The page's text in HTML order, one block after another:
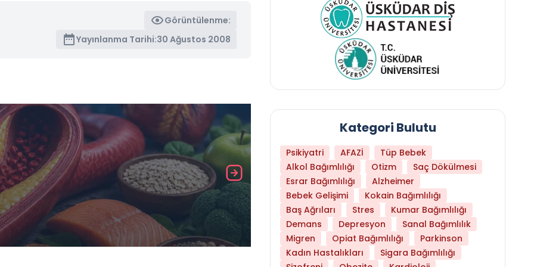
Görüntülenme:
Yayınlanma Tarihi:30 Ağustos 2008
Daha Az Protein Tüketmek Yaşlanmayı
Kategori Bulutu
Psikiyatri AFAZİ
Tüp Bebek
Alkol Bağımlılığı
Otizm
Saç Dökülmesi
Esrar Bağımlılığı
Alzheimer
Bebek Gelişimi
Kokain Bağımlılığı
Baş Ağrıları
Stres
Kumar Bağımlılığı
Demans
Depresyon
Sanal Bağımlılık
Migren
Opiat Bağımlılığı
Parkinson
Kadın Hastalıkları
Sigara Bağımlılığı